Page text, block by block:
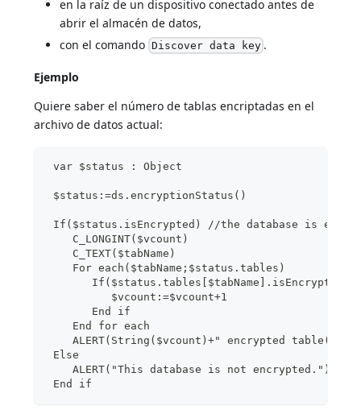
en la raíz de un dispositivo conectado antes de
abrir el almacén de datos,
con el comando Discover data key .
Ejemplo
Quiere saber el número de tablas encriptadas en el
archivo de datos actual:
var $status : Object
$status:=ds.encryptionStatus()
If($status.isEncrypted) //the database is
    C_LONGINT($vcount)
    C_TEXT($tabName)
    For each($tabName;$status.tables)
       If($status.tables[$tabName].isEncrypted)
          $vcount:=$vcount+1
       End if
    End for each
ALERT(String($vcount)+" encrypted table(s)
Else
    ALERT("This database is not encrypted.")
End if